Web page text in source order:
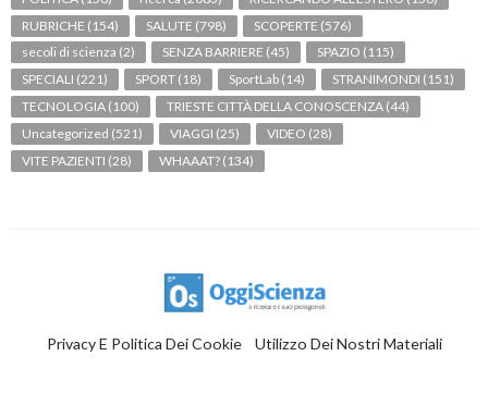
RUBRICHE (154) SALUTE (798) SCOPERTE (576)
secoli di scienza (2) SENZA BARRIERE (45) SPAZIO (115)
SPECIALI (221) SPORT (18) SportLab (14) STRANIMONDI (151)
TECNOLOGIA (100) TRIESTE CITTÀ DELLA CONOSCENZA (44)
Uncategorized (521) VIAGGI (25) VIDEO (28)
VITE PAZIENTI (28) WHAAAT? (134)
Privacy E Politica Dei Cookie Utilizzo Dei Nostri Materiali